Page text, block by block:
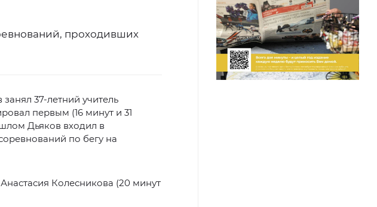
проходивших
37-летний учитель
первым (16 минут и 31
Дьяков входил в
по бегу на
Колесникова (20 минут